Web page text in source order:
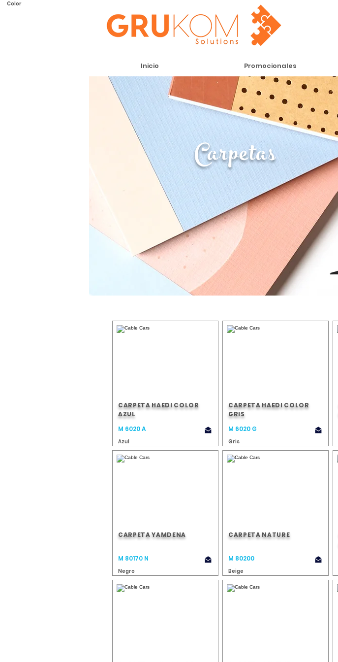
Color
Inicio Promocionales
Carpetas
CARPETA HAEDI COLOR
AZUL
M 6020 A
Azul
CARPETA YAMDENA
M 80170 N
Negro
CARPETA HAEDI COLOR
GRIS
M 6020 G
Gris
CARPETA NATURE
M 80200
Beige